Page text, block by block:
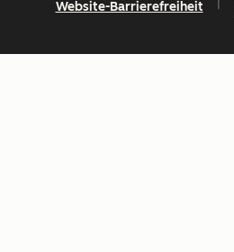
Website-Barrierefreiheit